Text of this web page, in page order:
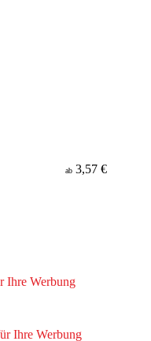
ab 3,57 €
Ihre Werbung